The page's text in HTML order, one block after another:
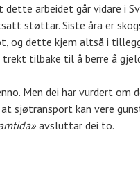
arbeidet går vidare i
støttar. Siste åra er
og dette kjem altså i
tilbake til å berre å
Men dei har vurdert om
sjøtransport kan vere
avsluttar dei to.